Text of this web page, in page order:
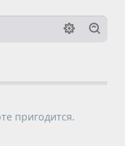
пригодится.